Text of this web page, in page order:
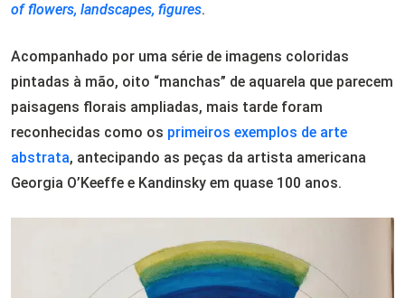
of flowers, landscapes, figures.
Acompanhado por uma série de imagens coloridas
pintadas à mão, oito “manchas” de aquarela que parecem
paisagens florais ampliadas, mais tarde foram
reconhecidas como os primeiros exemplos de arte
abstrata, antecipando as peças da artista americana
Georgia O’Keeffe e Kandinsky em quase 100 anos.